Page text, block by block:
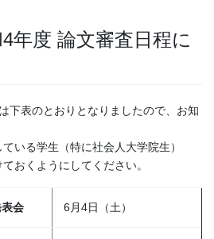
4年度 論文審査日程に
下表のとおりとなりましたので、お知
いる学生（特に社会人大学院生）
おくようにしてください。
会 6月4日（土）